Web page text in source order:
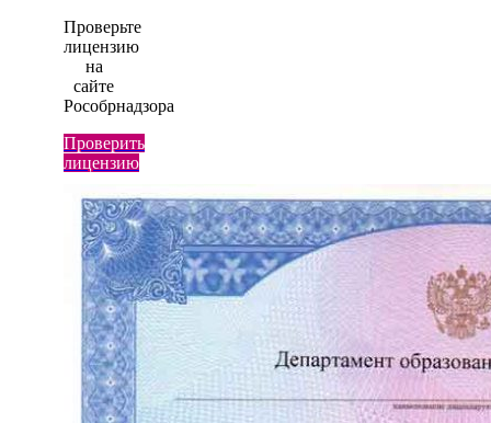
Проверьте
лицензию
на
сайте
Рособрнадзора
Проверить
лицензию